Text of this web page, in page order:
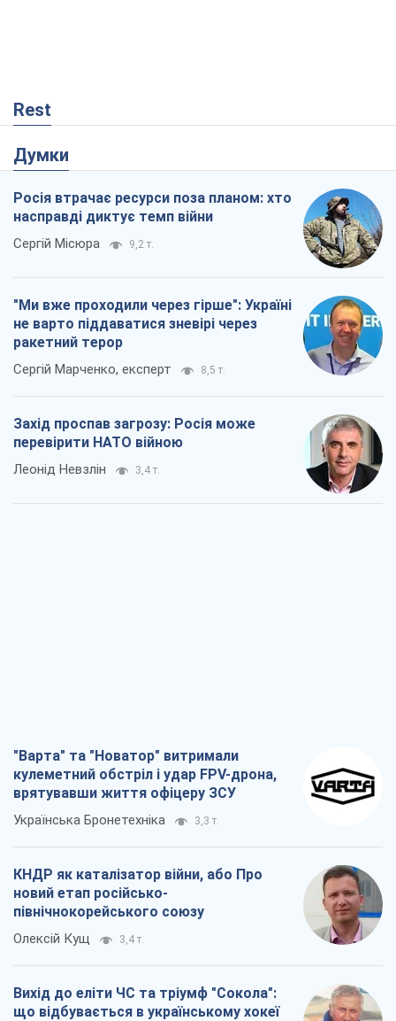
Rest
Думки
Росія втрачає ресурси поза планом: хто
насправді диктує темп війни
Сергій Місюра 9,2 т.
"Ми вже проходили через гірше": Україні
не варто піддаватися зневірі через
ракетний терор
Сергій Марченко, експерт 8,5 т.
Захід проспав загрозу: Росія може
перевірити НАТО війною
Леонід Невзлін 3,4 т.
"Варта" та "Новатор" витримали
кулеметний обстріл і удар FPV-дрона,
врятувавши життя офіцеру ЗСУ
Українська Бронетехніка 3,3 т.
КНДР як каталізатор війни, або Про
новий етап російсько-
північнокорейського союзу
Олексій Кущ 3,4 т.
Вихід до еліти ЧС та тріумф "Сокола":
що відбувається в українському хокеї